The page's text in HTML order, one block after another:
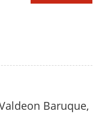
Baruque,